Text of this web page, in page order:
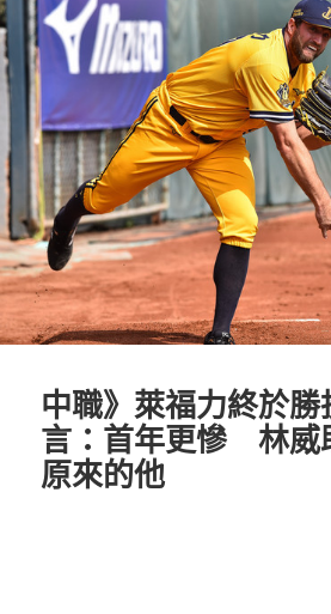
中職》萊福力終於
言：首年更慘 林威
原來的他